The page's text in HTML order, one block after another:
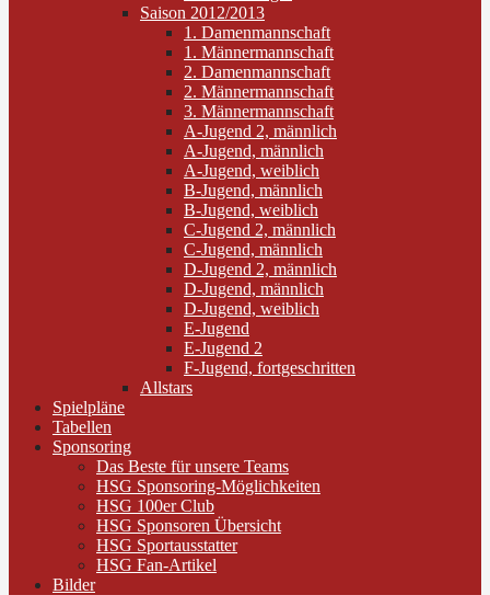
Saison 2012/2013
1. Damenmannschaft
1. Männermannschaft
2. Damenmannschaft
2. Männermannschaft
3. Männermannschaft
A-Jugend 2, männlich
A-Jugend, männlich
A-Jugend, weiblich
B-Jugend, männlich
B-Jugend, weiblich
C-Jugend 2, männlich
C-Jugend, männlich
D-Jugend 2, männlich
D-Jugend, männlich
D-Jugend, weiblich
E-Jugend
E-Jugend 2
F-Jugend, fortgeschritten
Allstars
Spielpläne
Tabellen
Sponsoring
Das Beste für unsere Teams
HSG Sponsoring-Möglichkeiten
HSG 100er Club
HSG Sponsoren Übersicht
HSG Sportausstatter
HSG Fan-Artikel
Bilder